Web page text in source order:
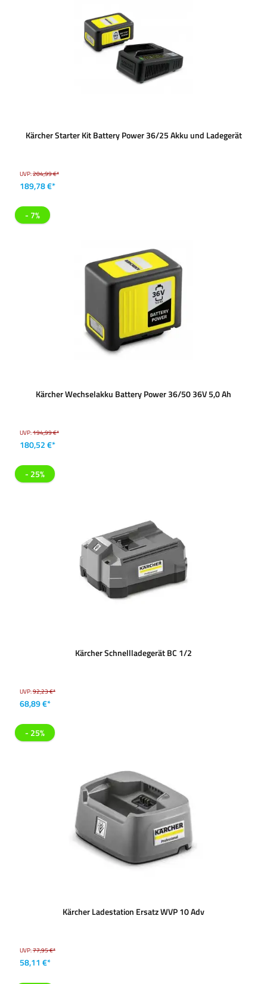
Kärcher Starter Kit Battery Power 36/25 Akku und Ladegerät
UVP:204,99 €*
189,78 €*
- 7%
Kärcher Wechselakku Battery Power 36/50 36V 5,0 Ah
UVP:194,99 €*
180,52 €*
- 25%
Kärcher Schnellladegerät BC 1/2
UVP:92,23 €*
68,89 €*
- 25%
Kärcher Ladestation Ersatz WVP 10 Adv
UVP:77,95 €*
58,11 €*